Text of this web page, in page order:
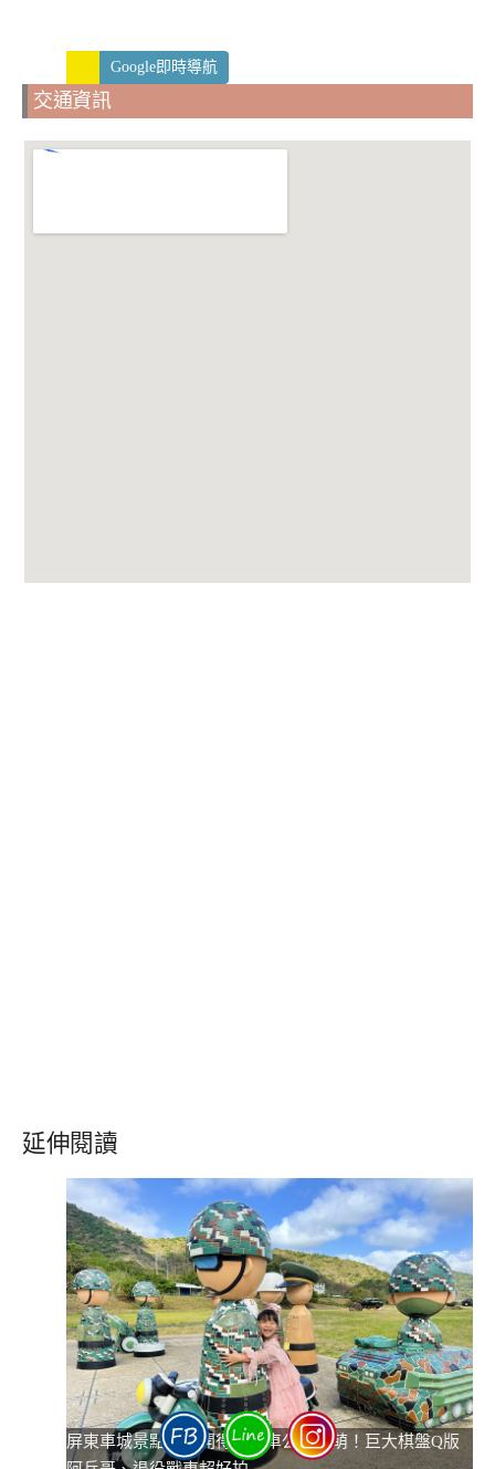
Google即時導航
交通資訊
延伸閱讀
屏東車城景點｜棋開得勝戰車公園超萌！巨大棋盤Q版